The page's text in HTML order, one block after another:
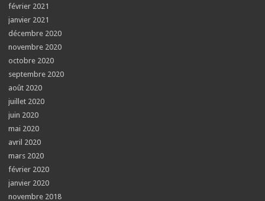
février 2021
janvier 2021
décembre 2020
novembre 2020
octobre 2020
septembre 2020
août 2020
juillet 2020
juin 2020
mai 2020
avril 2020
mars 2020
février 2020
janvier 2020
novembre 2018